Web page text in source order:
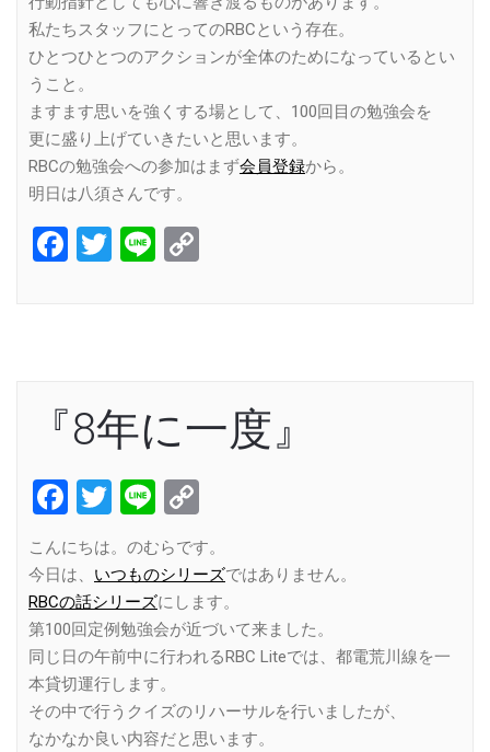
私たちスタッフにとってのRBCという存在。
ひとつひとつのアクションが全体のためになっているとい
うこと。
ますます思いを強くする場として、100回目の勉強会を
更に盛り上げていきたいと思います。
RBCの勉強会への参加はまず会員登録から。
明日は八須さんです。
Facebook
Twitter
Line
『8年に一度』
Facebook
Twitter
Line
Link
こんにちは。のむらです。
今日は、 いつものシリーズではありません。
RBCの話シリーズにします。
第100回定例勉強会が近づいて来ました。
同じ日の午前中に行われるRBC Liteでは、都電荒川線を一
本貸切運行します。
その中で行うクイズのリハーサルを行いましたが、
なかなか良い内容だと思います。